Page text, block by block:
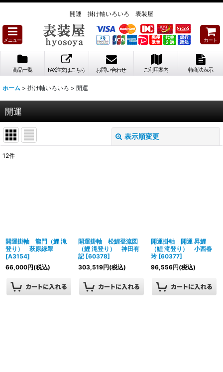
開運 掛け軸いろいろ 表装屋
メニュー カート
商品一覧 FAX注文はこちら お問い合わせ ご利用案内 特商法表示
ホーム > 掛け軸いろいろ > 開運
開運
表示順変更
12件
開運掛軸 龍門（鯉 滝
登り） 萩原緑翠
[A3154]
66,000円(税込)
開運掛軸 松鯉登流図
（鯉 滝登り） 神田有
記 [60378]
303,519円(税込)
開運掛軸 開運 昇鯉
（鯉 滝登り） 小西春
玲 [60377]
96,556円(税込)